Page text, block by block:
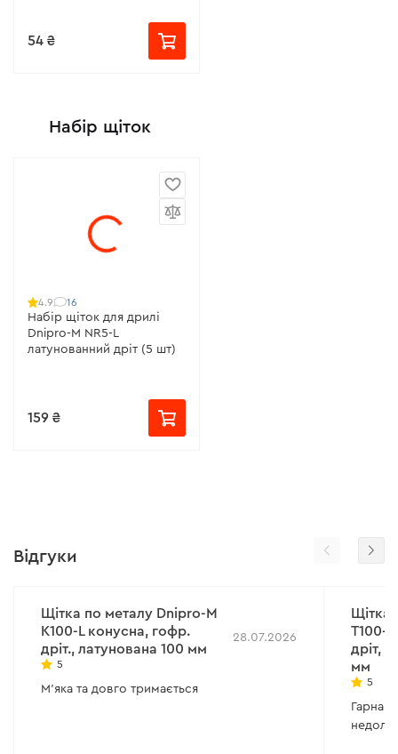
54 ₴
Набір щіток
4.9 16
Набір щіток для дрилі
Dnipro-M NR5-L
латунованний дріт (5 шт)
159 ₴
Відгуки
Щітка по металу Dnipro-M
К100-L конусна, гофр.
дріт., латунована 100 мм
5
28.07.2026
М'яка та довго тримається
Щітка
Т100-
дріт,
мм
5
Гарна